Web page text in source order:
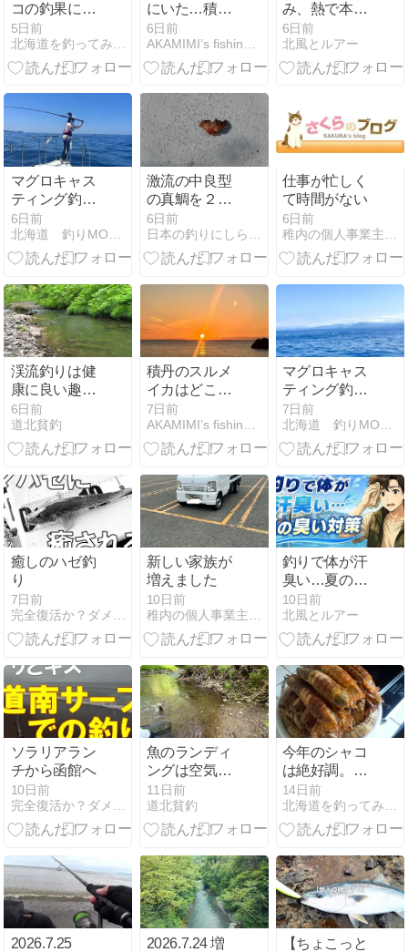
コの釣果に差
が。（石狩湾
新港）
5日前
にいた…積丹
ショアで見た
大ナブラ、そ
の結末は？
6日前
み、熱で本当
に止まるか試
してみた！
6日前
北風とルアー
マグロキャス
ティング釣り
積丹
2026.08.03
6日前
激流の中良型
の真鯛を２枚
キャッチ 外房
勝浦 川津漁港
とみ丸
6日前
仕事が忙しく
て時間がない
6日前
渓流釣りは健
康に良い趣味
な気がする
6日前
道北貧釣
積丹のスルメ
イカはどこ
へ？不漁の
今、西積丹の
磯で確かめて
7日前
マグロキャス
ティング釣り
積丹
2026.08.02
7日前
癒しのハゼ釣
り
7日前
新しい家族が
増えました
10日前
釣りで体が汗
臭い…夏の臭
い対策どうし
てる？オール
ドスパイスで
10日前
北風とルアー
ソラリアラン
チから函館へ
10日前
魚のランディ
ングは空気を
吸わせて弱ら
せてから？
11日前
道北貧釣
今年のシャコ
は絶好調。
（石狩湾新
港）
14日前
2026.7.25
2026.7.24 増
【ちょこっと